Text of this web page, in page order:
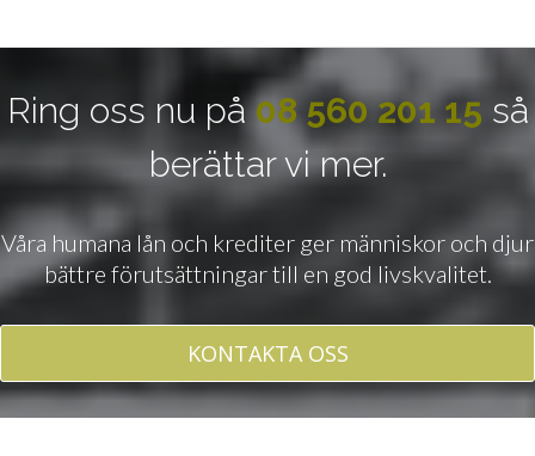
Ring oss nu på08 560 201 15 så
berättar vi mer.
Våra humana lån och krediter ger människor och djur
bättre förutsättningar till en god livskvalitet.
KONTAKTA OSS